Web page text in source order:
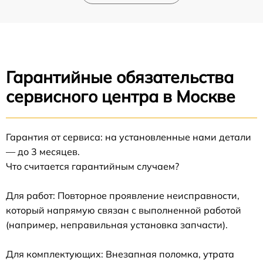
Гарантийные обязательства
сервисного центра в Москве
Гарантия от сервиса: на установленные нами детали
— до 3 месяцев.
Что считается гарантийным случаем?
Для работ: Повторное проявление неисправности,
который напрямую связан с выполненной работой
(например, неправильная установка запчасти).
Для комплектующих: Внезапная поломка, утрата